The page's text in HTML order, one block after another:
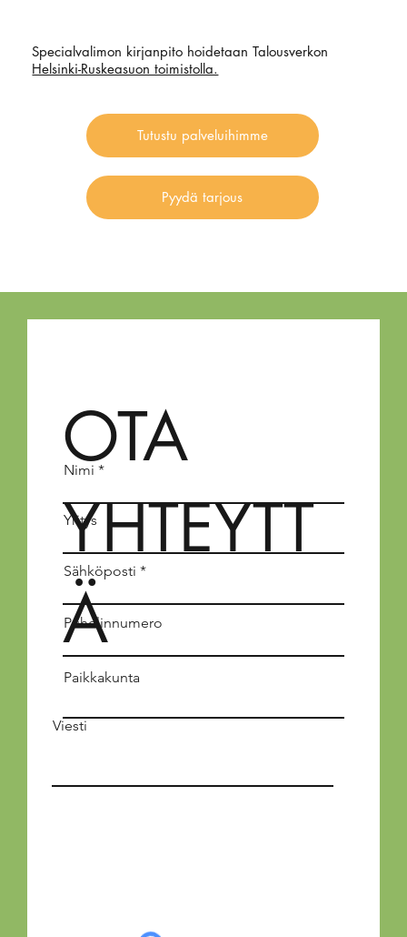
Specialvalimon kirjanpito hoidetaan Talousverkon
Helsinki-Ruskeasuon toimistolla.
Pyydä tarjous
Tutustu palveluihimme
OTA
YHTEYTT
Ä
Nimi
Yritys
Sähköposti
Puhelinnumero
Viesti
Paikkakunta